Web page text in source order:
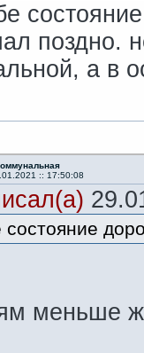
поздно.
а в
:: 17:50:08
состояние
меньше